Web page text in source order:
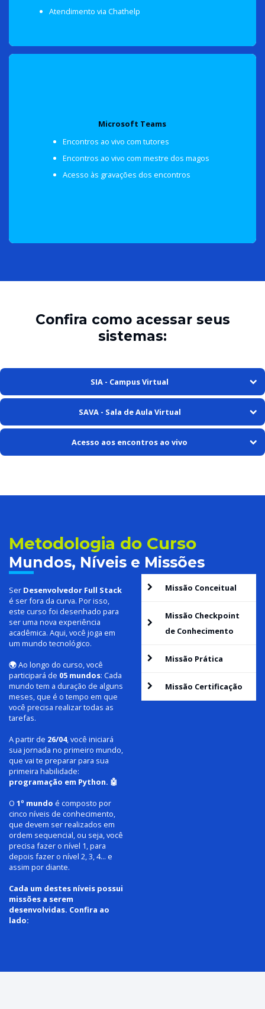
Atendimento via Chathelp
Ambiente de exercícios simulados
Microsoft Teams
Encontros ao vivo com tutores
Encontros ao vivo com mestre dos magos
Acesso às gravações dos encontros
Confira como acessar seus
sistemas:
SIA - Campus Virtual
SAVA - Sala de Aula Virtual
Acesso aos encontros ao vivo
Metodologia do Curso
Mundos, Níveis e Missões
Ser Desenvolvedor Full Stack
é ser fora da curva. Por isso,
este curso foi desenhado para
ser uma nova experiência
acadêmica. Aqui, você joga em
um mundo tecnológico.
🌍Ao longo do curso, você
participará de 05 mundos: Cada
mundo tem a duração de alguns
meses, que é o tempo em que
você precisa realizar todas as
tarefas.
A partir de 26/04, você iniciará
sua jornada no primeiro mundo,
que vai te preparar para sua
primeira habilidade:
programação em Python. 🤖
O 1º mundo é composto por
cinco níveis de conhecimento,
que devem ser realizados em
ordem sequencial, ou seja, você
precisa fazer o nível 1, para
depois fazer o nível 2, 3, 4... e
assim por diante.
Cada um destes níveis possui
missões a serem
desenvolvidas. Confira ao
lado:
Missão Conceitual
Missão Checkpoint
de Conhecimento
Missão Prática
Missão Certificação